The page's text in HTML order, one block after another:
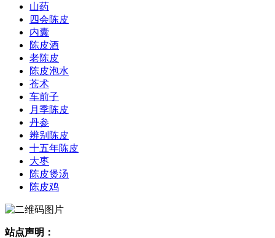
山药
四会陈皮
内囊
陈皮酒
老陈皮
陈皮泡水
苍术
车前子
月季陈皮
丹参
辨别陈皮
十五年陈皮
大枣
陈皮煲汤
陈皮鸡
站点声明：